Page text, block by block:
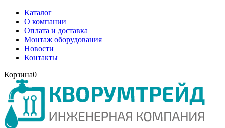
Каталог
О компании
Оплата и доставка
Монтаж оборудования
Новости
Контакты
Корзина0